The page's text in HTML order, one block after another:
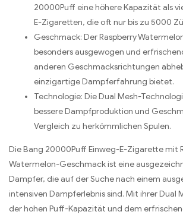
20000Puff eine höhere Kapazität als
E-Zigaretten, die oft nur bis zu 5000
Geschmack: Der Raspberry
besonders ausgewogen und
anderen Geschmacksrichtungen
einzigartige Dampferfahrung bietet.
Technologie: Die Dual Mesh-
bessere Dampfproduktion und
Vergleich zu herkömmlichen Spulen.
Die Bang 20000Puff Einweg-E-Zigarette mit
Watermelon-Geschmack ist eine
Dampfer, die auf der Suche nach einem
intensiven Dampferlebnis sind. Mit ihrer Dual
der hohen Puff-Kapazität und dem